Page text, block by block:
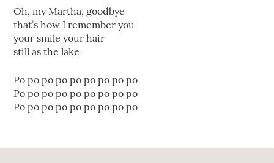
Oh, my Martha, goodbye
that’s how I remember you
your smile your hair
still as the lake
Po po po po po po po po po
Po po po po po po po po po
Po po po po po po po po po